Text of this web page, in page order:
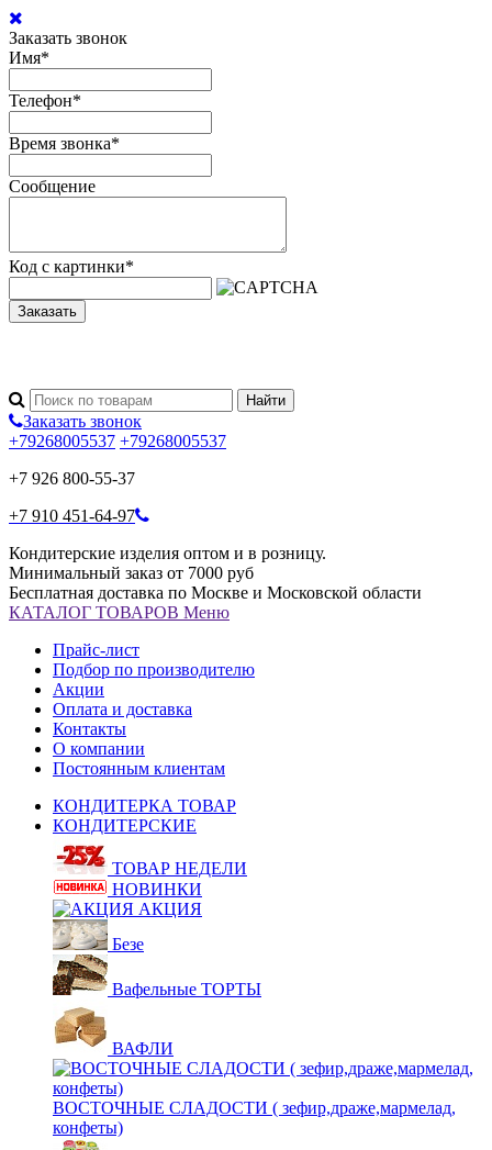
Заказать звонок
Имя*
Телефон*
Время звонка*
Сообщение
Код с картинки*
Заказать
Заказать звонок
+79268005537 +79268005537
+7 926 800-55-37
+7 910 451-64-97
Кондитерские изделия оптом и в розницу.
Минимальный заказ от 7000 руб
Бесплатная доставка по Москве и Московской области
КАТАЛОГ ТОВАРОВ Меню
Прайс-лист
Подбор по производителю
Акции
Оплата и доставка
Контакты
О компании
Постоянным клиентам
КОНДИТЕРКА ТОВАР
КОНДИТЕРСКИЕ
ТОВАР НЕДЕЛИ
НОВИНКИ
АКЦИЯ
Безе
Вафельные ТОРТЫ
ВАФЛИ
ВОСТОЧНЫЕ СЛАДОСТИ ( зефир,драже,мармелад,
конфеты)